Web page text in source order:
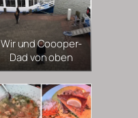
Wir und Coooper-
Dad von oben